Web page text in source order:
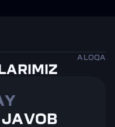
ALOQA